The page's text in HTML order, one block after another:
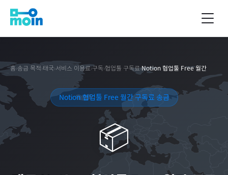
홈›송금 목적›태국›서비스 이용료›구독›협업툴 구독료›Notion 협업툴 Free 월간
Notion 협업툴 Free 월간 구독료 송금
📦